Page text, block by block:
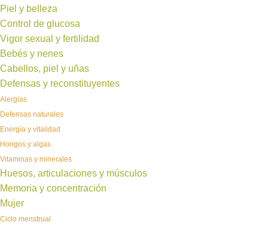
Piel y belleza
Control de glucosa
Vigor sexual y fertilidad
Bebés y nenes
Cabellos, piel y uñas
Defensas y reconstituyentes
Alergias
Defensas naturales
Energía y vitalidad
Hongos y algas
Vitaminas y minerales
Huesos, articulaciones y músculos
Memoria y concentración
Mujer
Ciclo menstrual